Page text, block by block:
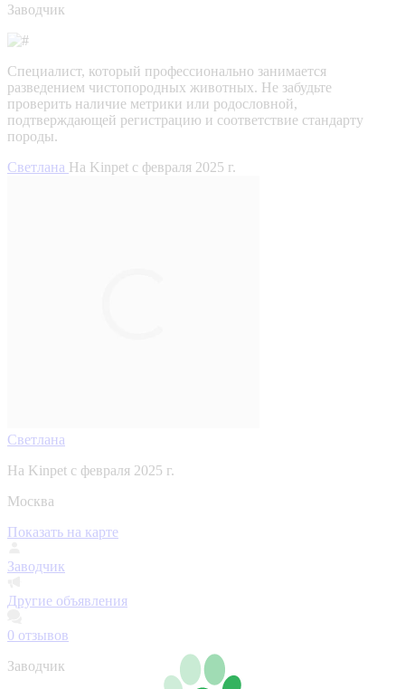
Заводчик
Специалист, который профессионально занимается
разведением чистопородных животных. Не забудьте
проверить наличие метрики или родословной,
подтверждающей регистрацию и соответствие стандарту
породы.
Светлана На Kinpet c февраля 2025 г.
Светлана
На Kinpet c февраля 2025 г.
Москва
Показать на карте
Заводчик
Другие объявления
0 отзывов
Заводчик